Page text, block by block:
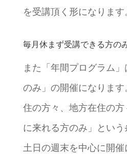
を受講頂く形になります
毎月休まず受講できる方の
また「年間プログラム
のみ」の開催になりま
住の方々、地方在住の
に来れる方のみ」という
土日の週末を中心に開催